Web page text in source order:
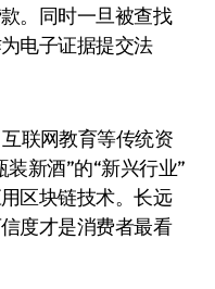
。同时一旦被查找
电子证据提交法
联网教育等传统资
新酒”的“新兴行业”
区块链技术。长远
度才是消费者最看